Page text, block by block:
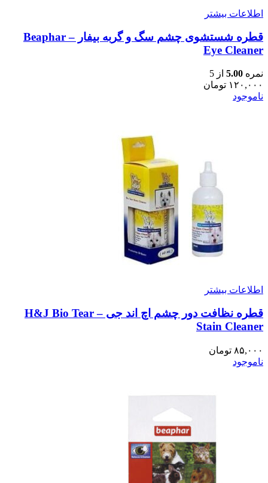
اطلاعات بیشتر
قطره شستشوی چشم سگ و گربه بیفار – Beaphar
Eye Cleaner
نمره 5.00 از 5
۱۲۰,۰۰۰ تومان
ناموجود
اطلاعات بیشتر
قطره نظافت دور چشم اچ اند جی – H&J Bio Tear
Stain Cleaner
۸۵,۰۰۰ تومان
ناموجود